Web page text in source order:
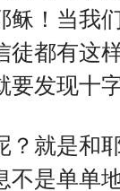
稣！当我
徒都有这
发现十
？就是和
是单单